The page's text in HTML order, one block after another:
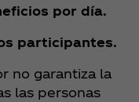
por día.
participantes.
no garantiza la
las personas